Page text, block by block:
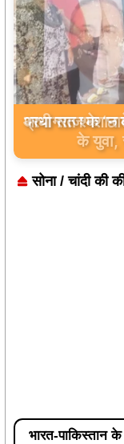
आधी रात
सोना / चांदी की
भारत-पाकिस्तान